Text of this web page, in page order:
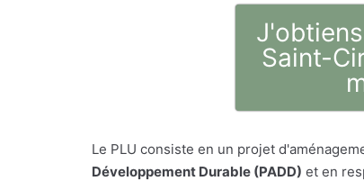
Saint-
Le PLU consiste en un projet
Développement Durable (PADD) et en